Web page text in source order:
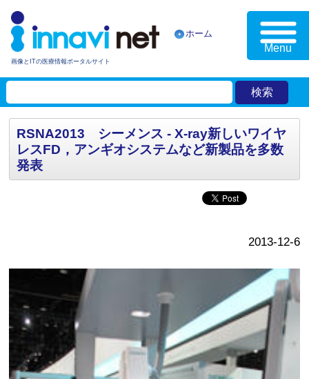
画像とITの医療情報ポータルサイト
ホーム
Menu
RSNA2013 シーメンス - X-ray新しいワイヤ
レスFD，アンギオシステムなど新製品を多数
発表
2013-12-6